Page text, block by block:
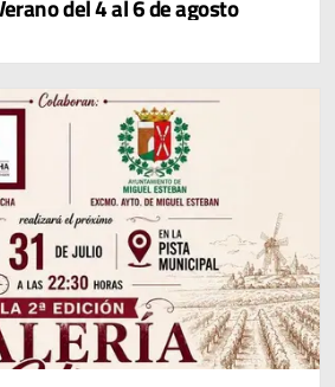
del 4 al 6 de agosto